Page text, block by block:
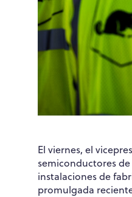
El viernes, el
semiconductores
instalaciones de
promulgada